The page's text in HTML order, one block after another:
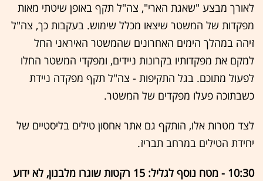
לאורך מבצע "שאגת הארי", צה"ל תקף באופן שיטתי מאות
מפקדות של המשטר שיצאו מכלל שימוש. בעקבות כך, צה"ל
זיהה במהלך הימים האחרונים שהמשטר האיראני החל
למקם את מפקדותיו בקרונות ניידים, ומפקדי המשטר החלו
לפעול מתוכם. בגל התקיפות - צה"ל תקף מפקדה ניידת
כשבתוכה פעלו מפקדים של המשטר.
לצד מטרות אלו, הותקף גם אתר אחסון טילים בליסטיים של
יחידת הטילים במרחב תבריז.
10:30 - מטח נוסף לגליל: 15 רקטות שוגרו מלבנון, לא ידוע